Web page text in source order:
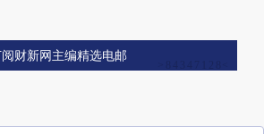
财新网主编精选电邮